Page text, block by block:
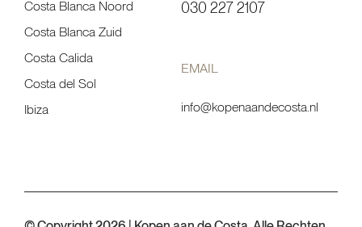
Costa Blanca Noord
Costa Blanca Zuid
Costa Calida
Costa del Sol
Ibiza
030 227 2107
EMAIL
info@kopenaandecosta.nl